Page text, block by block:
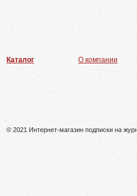
Каталог О компании
© 2021 Интернет-магазин подписки на